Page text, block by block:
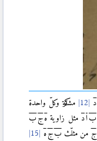
د
مشتركة وكلّ واحدة
باد مثل زاوية هج ب
ج من مثلّث ب ج ه